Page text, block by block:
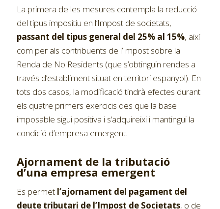
La primera de les mesures contempla la reducció
del tipus impositiu en l’Impost de societats,
passant del tipus general del 25% al 15%, així
com per als contribuents de l’Impost sobre la
Renda de No Residents (que s’obtinguin rendes a
través d’establiment situat en territori espanyol). En
tots dos casos, la modificació tindrà efectes durant
els quatre primers exercicis des que la base
imposable sigui positiva i s’adquireixi i mantingui la
condició d’empresa emergent.
Ajornament de la tributació
d’una empresa emergent
Es permet l’ajornament del pagament del
deute tributari de l’Impost de Societats, o de